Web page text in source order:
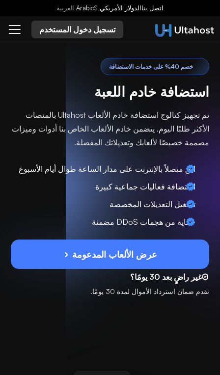
اتصل بناالدولار الأمريكي $
Arabic العربية
تسجيل دخول المستخدم
خصم 40% على خدمات الاستضافة
استضافة خادم اللعبة
تم تجهيز كتالوج استضافة خادم الألعاب Ultahost بالمنصات
الأكثر طلبًا اليوم. يتضمن خادم الألعاب الخاص بنا أدوات وميزات
مصممة خصيصًا لألعابك وتعديلاتك المفضلة.
ابقَ متصلاً بالإنترنت على مدار الساعة طوال أيام الأسبوع
استضافة فعاليات جماعية كبيرة
تشغيل التعديلات المخصصة
حماية من هجمات DDoS مضمنة
عرض الألعاب المدعومة
غير راضٍ بعد 30 يومًا؟
نقدم ضمان استرداد الأموال لمدة 30 يومًا.